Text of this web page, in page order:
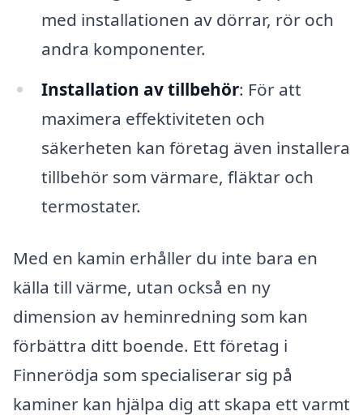
med installationen av dörrar, rör och
andra komponenter.
Installation av tillbehör: För att
maximera effektiviteten och
säkerheten kan företag även installera
tillbehör som värmare, fläktar och
termostater.
Med en kamin erhåller du inte bara en
källa till värme, utan också en ny
dimension av heminredning som kan
förbättra ditt boende. Ett företag i
Finnerödja som specialiserar sig på
kaminer kan hjälpa dig att skapa ett varmt